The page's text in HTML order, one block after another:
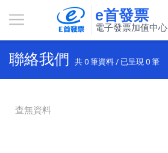
e首發票
電子發票加值中心
聯絡我們 共 0 筆資料 / 已呈現 0 筆
查無資料